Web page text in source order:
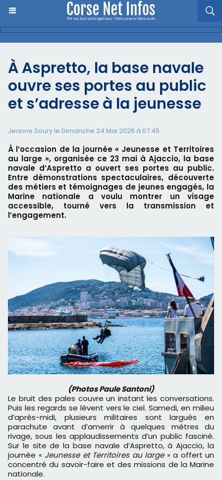
À Aspretto, la base navale
ouvre ses portes au public
et s’adresse à la jeunesse
Jeanne Soury le Dimanche 24 Mai 2026 à 07:45
À l’occasion de la journée « Jeunesse et Territoires
au large », organisée ce 23 mai à Ajaccio, la base
navale d’Aspretto a ouvert ses portes au public.
Entre démonstrations spectaculaires, découverte
des métiers et témoignages de jeunes engagés, la
Marine nationale a voulu montrer un visage
accessible, tourné vers la transmission et
l’engagement.
(Photos Paule Santoni)
Le bruit des pales couvre un instant les conversations.
Puis les regards se lèvent vers le ciel. Samedi, en milieu
d’après-midi, plusieurs militaires sont largués en
parachute avant d’amerrir à quelques mètres du
rivage, sous les applaudissements d’un public fasciné.
Sur le site de la base navale d’Aspretto, à Ajaccio, la
journée « Jeunesse et Territoires au large » a offert un
concentré du savoir-faire et des missions de la Marine
nationale.